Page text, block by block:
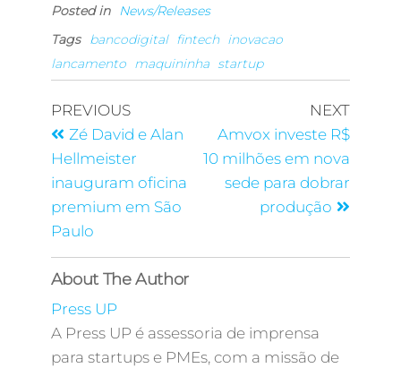
Posted in
News/Releases
Tags
bancodigital fintech inovacao
lancamento maquininha startup
PREVIOUS
Zé David e Alan
Hellmeister
inauguram oficina
premium em São
Paulo
NEXT
Amvox investe R$
10 milhões em nova
sede para dobrar
produção
About The Author
Press UP
A Press UP é assessoria de imprensa
para startups e PMEs, com a missão de